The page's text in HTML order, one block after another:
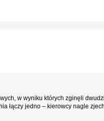
w wyniku których zginęli
łączy jedno – kierowcy nagle